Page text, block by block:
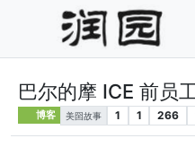
巴尔的摩 ICE 前员
博客 美囶故事 1 1 266